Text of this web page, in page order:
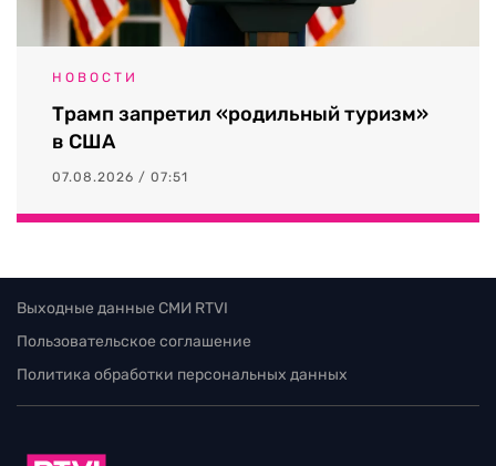
НОВОСТИ
Трамп запретил «родильный туризм»
в США
07.08.2026 / 07:51
Выходные данные СМИ RTVI
Пользовательское соглашение
Политика обработки персональных данных